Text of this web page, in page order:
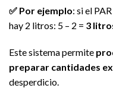
✅ Por ejemplo: si el
hay 2 litros: 5 – 2 = 3
Este sistema permite
preparar cantidades
desperdicio.